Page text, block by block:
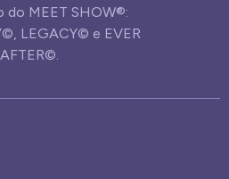
do MEET SHOW®:
LEGACY© e EVER
AFTER©.